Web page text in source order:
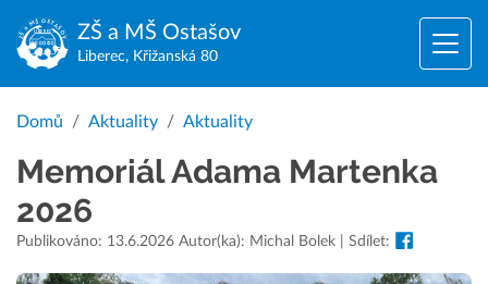
ZŠ a MŠ Ostašov
Liberec, Křižanská 80
Domů Aktuality Aktuality
Memoriál Adama Martenka
2026
Publikováno: 13.6.2026 Autor(ka): Michal Bolek | Sdílet: